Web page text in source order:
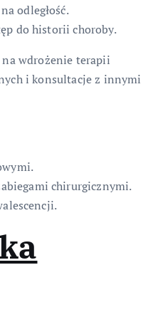
odległość.
do historii choroby.
wdrożenie terapii
i konsultacje z innymi
chirurgicznymi.